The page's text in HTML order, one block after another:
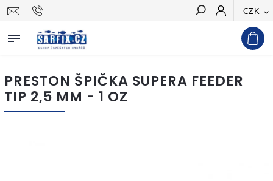
CZK
Hledat
PRESTON ŠPIČKA SUPERA FEEDER
TIP 2,5 MM - 1 OZ